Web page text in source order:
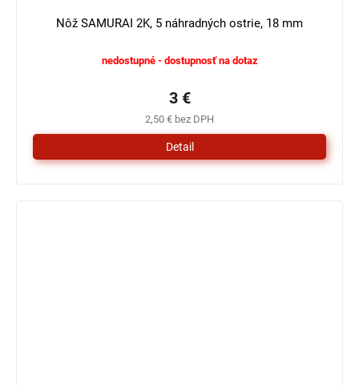
Nôž SAMURAI 2K, 5 náhradných ostrie, 18 mm
nedostupné - dostupnosť na dotaz
2,50 € bez DPH
3 €
Detail